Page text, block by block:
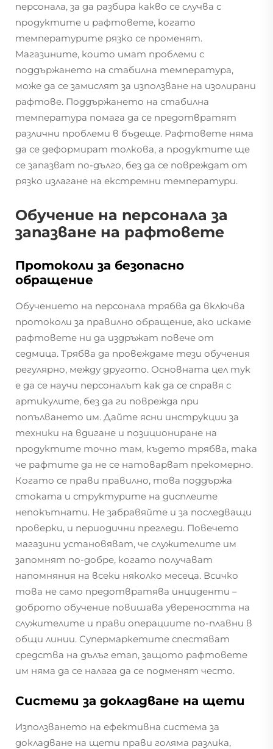
персонала, за да разбира какво се случва с
продуктите и рафтовете, когато
температурите рязко се променят.
Магазините, които имат проблеми с
поддържането на стабилна температура,
може да се замислят за използване на изолирани
рафтове. Поддържането на стабилна
температура помага да се предотвратят
различни проблеми в бъдеще. Рафтовете няма
да се деформират толкова, а продуктите ще
се запазват по-дълго, без да се повреждат от
рязко излагане на екстремни температури.
Обучение на персонала за
запазване на рафтовете
Протоколи за безопасно
обращение
Обучението на персонала трябва да включва
протоколи за правилно обращение, ако искаме
рафтовете ни да издръжат повече от
седмица. Трябва да провеждаме тези обучения
регулярно, между другото. Основната цел тук
е да се научи персоналът как да се справя с
артикулите, без да ги поврежда при
попълването им. Дайте ясни инструкции за
техники на вдигане и позициониране на
продуктите точно там, където трябва, така
че рафтите да не се натоварват прекомерно.
Когато се прави правилно, това поддържа
стоката и структурите на дисплеите
непокътнати. Не забравяйте и за последващи
проверки, и периодични прегледи. Повечето
магазини установяват, че служителите им
запомнят по-добре, когато получават
напомняния на всеки няколко месеца. Всичко
това не само предотвратява инциденти –
доброто обучение повишава увереността на
служителите и прави операциите по-плавни в
общи линии. Супермаркетите спестяват
средства на дълъг етап, защото рафтовете
им няма да се налага да се подменят често.
Системи за докладване на щети
Използването на ефективна система за
докладване на щети прави голяма разлика,